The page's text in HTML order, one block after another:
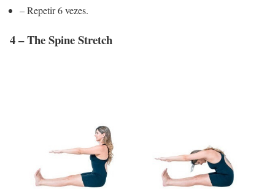
– Repetir 6 vezes.
4 – The Spine Stretch